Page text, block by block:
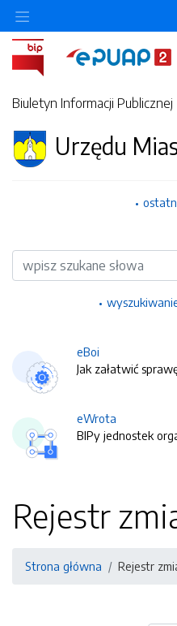
Biuletyn Informacji Publicznej
Urzędu
Wyszukiwarka
eBoi
Jak załatwić
eWrota
BIPy jednostek
Rejestr
Strona główna Rejestr